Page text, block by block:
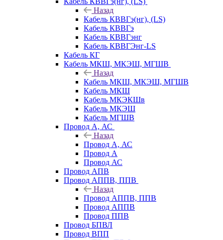
Назад
Кабель КВВГэ(нг), (LS)
Кабель КВВГэ
Кабель КВВГэнг
Кабель КВВГЭнг-LS
Кабель КГ
Кабель МКШ, МКЭШ, МГШВ
Назад
Кабель МКШ, МКЭШ, МГШВ
Кабель МКШ
Кабель МКЭКШв
Кабель МКЭШ
Кабель МГШВ
Провод А, АС
Назад
Провод А, АС
Провод А
Провод АС
Провод АПВ
Провод АППВ, ППВ
Назад
Провод АППВ, ППВ
Провод АППВ
Провод ППВ
Провод БПВЛ
Провод ВПП